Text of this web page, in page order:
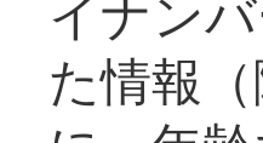
イナン
た情報